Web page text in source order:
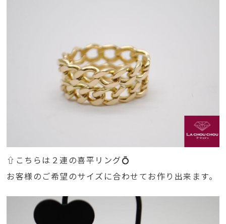
⇧こちらは２連の喜平リング💍
お客様のご希望のサイズに合わせてお作り出来ます。